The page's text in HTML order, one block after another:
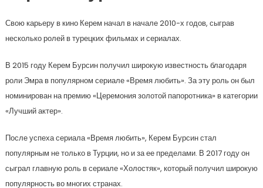
Свою карьеру в кино Керем начал в начале 2010-х годов, сыграв
несколько ролей в турецких фильмах и сериалах.
В 2015 году Керем Бурсин получил широкую известность благодаря
роли Эмра в популярном сериале «Время любить». За эту роль он был
номинирован на премию «Церемония золотой папоротника» в категории
«Лучший актер».
После успеха сериала «Время любить», Керем Бурсин стал
популярным не только в Турции, но и за ее пределами. В 2017 году он
сыграл главную роль в сериале «Холостяк», который получил широкую
популярность во многих странах.